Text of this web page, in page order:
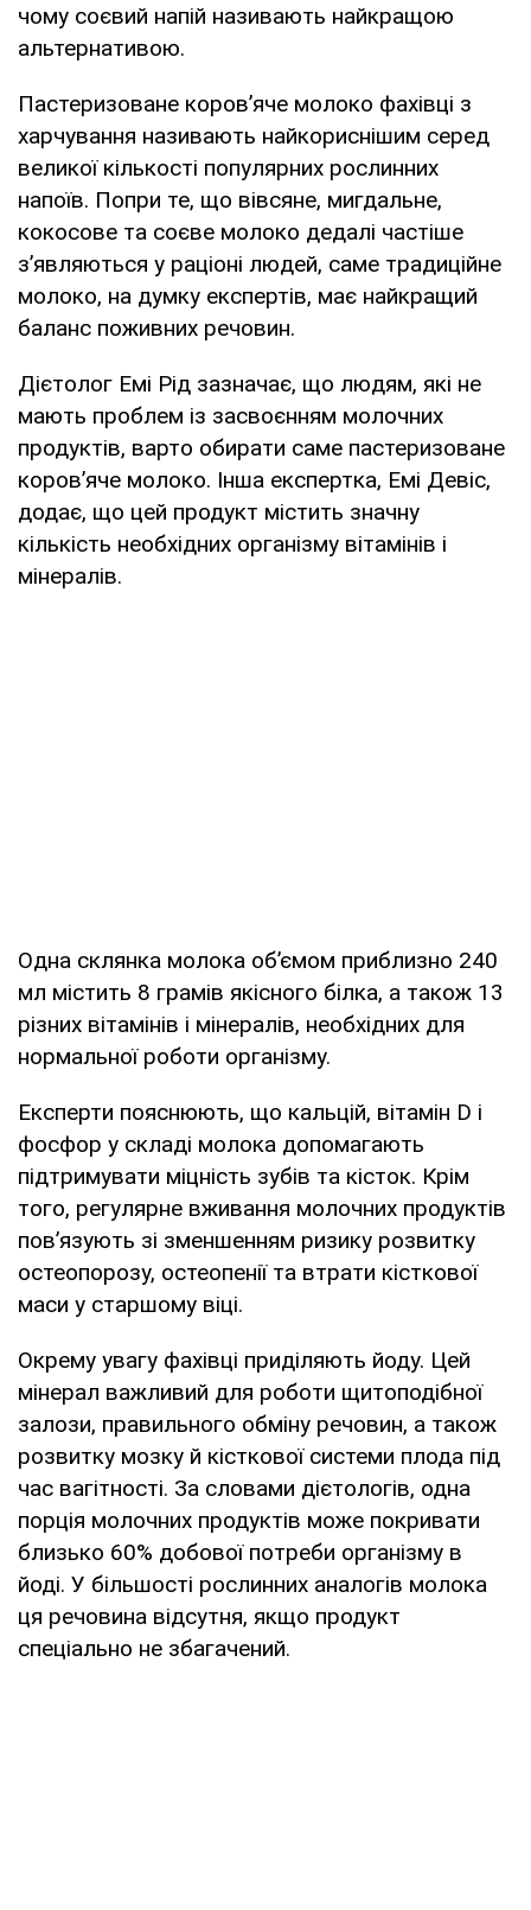
чому соєвий напій називають найкращою
альтернативою.
Пастеризоване коров’яче молоко фахівці з
харчування називають найкориснішим серед
великої кількості популярних рослинних
напоїв. Попри те, що вівсяне, мигдальне,
кокосове та соєве молоко дедалі частіше
з’являються у раціоні людей, саме традиційне
молоко, на думку експертів, має найкращий
баланс поживних речовин.
Дієтолог Емі Рід зазначає, що людям, які не
мають проблем із засвоєнням молочних
продуктів, варто обирати саме пастеризоване
коров’яче молоко. Інша експертка, Емі Девіс,
додає, що цей продукт містить значну
кількість необхідних організму вітамінів і
мінералів.
Одна склянка молока об’ємом приблизно 240
мл містить 8 грамів якісного білка, а також 13
різних вітамінів і мінералів, необхідних для
нормальної роботи організму.
Експерти пояснюють, що кальцій, вітамін D і
фосфор у складі молока допомагають
підтримувати міцність зубів та кісток. Крім
того, регулярне вживання молочних продуктів
пов’язують зі зменшенням ризику розвитку
остеопорозу, остеопенії та втрати кісткової
маси у старшому віці.
Окрему увагу фахівці приділяють йоду. Цей
мінерал важливий для роботи щитоподібної
залози, правильного обміну речовин, а також
розвитку мозку й кісткової системи плода під
час вагітності. За словами дієтологів, одна
порція молочних продуктів може покривати
близько 60% добової потреби організму в
йоді. У більшості рослинних аналогів молока
ця речовина відсутня, якщо продукт
спеціально не збагачений.